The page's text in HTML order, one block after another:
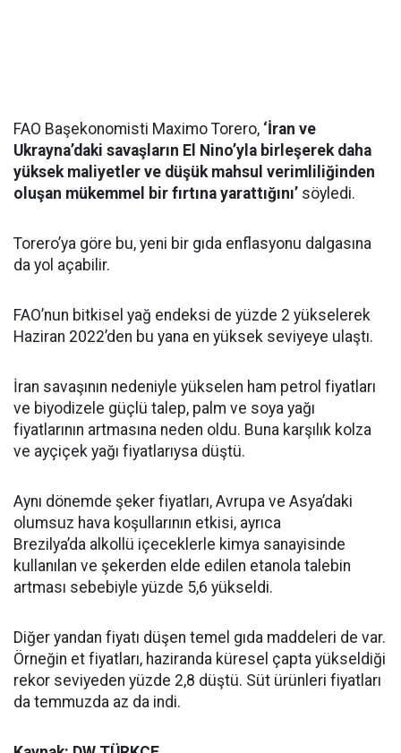
FAO Başekonomisti Maximo Torero, ‘İran ve
Ukrayna’daki savaşların El Nino’yla birleşerek daha
yüksek maliyetler ve düşük mahsul verimliliğinden
oluşan mükemmel bir fırtına yarattığını’ söyledi.
Torero’ya göre bu, yeni bir gıda enflasyonu dalgasına
da yol açabilir.
FAO’nun bitkisel yağ endeksi de yüzde 2 yükselerek
Haziran 2022’den bu yana en yüksek seviyeye ulaştı.
İran savaşının nedeniyle yükselen ham petrol fiyatları
ve biyodizele güçlü talep, palm ve soya yağı
fiyatlarının artmasına neden oldu. Buna karşılık kolza
ve ayçiçek yağı fiyatlarıysa düştü.
Aynı dönemde şeker fiyatları, Avrupa ve Asya’daki
olumsuz hava koşullarının etkisi, ayrıca
Brezilya’da alkollü içeceklerle kimya sanayisinde
kullanılan ve şekerden elde edilen etanola talebin
artması sebebiyle yüzde 5,6 yükseldi.
Diğer yandan fiyatı düşen temel gıda maddeleri de var.
Örneğin et fiyatları, haziranda küresel çapta yükseldiği
rekor seviyeden yüzde 2,8 düştü. Süt ürünleri fiyatları
da temmuzda az da indi.